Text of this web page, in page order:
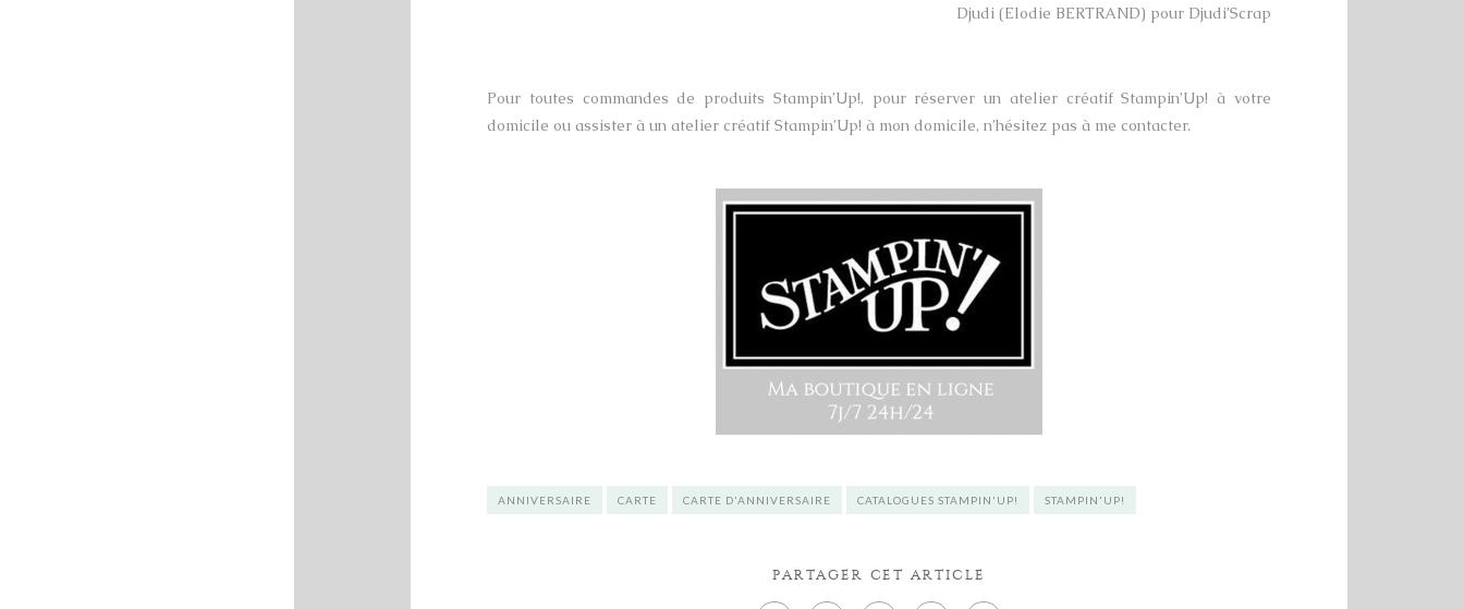
Djudi (Elodie BERTRAND) pour Djudi’Scrap
Pour toutes commandes de produits Stampin’Up!, pour réserver un atelier créatif Stampin’Up! à votre
domicile ou assister à un atelier créatif Stampin’Up! à mon domicile, n’hésitez pas à me contacter.
ANNIVERSAIRE CARTE CARTE D'ANNIVERSAIRE CATALOGUES STAMPIN'UP! STAMPIN'UP!
PARTAGER CET ARTICLE